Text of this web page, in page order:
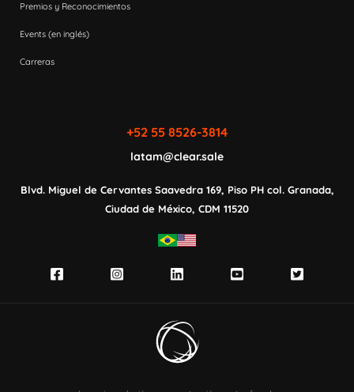
Premios y Reconocimientos
Events (en inglés)
Carreras
+52 55 8526-3814
latam@clear.sale
Blvd. Miguel de Cervantes Saavedra 169, Piso PH col. Granada,
Ciudad de México, CDM 11520